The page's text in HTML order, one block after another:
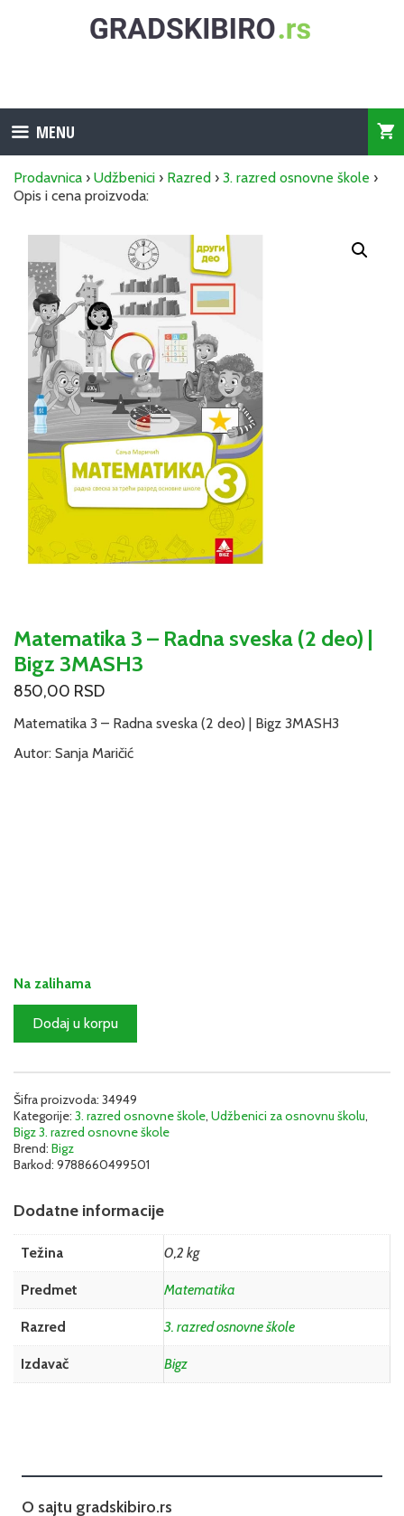
MENU
Prodavnica › Udžbenici › Razred › 3. razred osnovne škole ›
Opis i cena proizvoda:
Matematika 3 – Radna sveska (2 deo) |
Bigz 3MASH3
850,00 RSD
Matematika 3 – Radna sveska (2 deo) | Bigz 3MASH3
Autor: Sanja Maričić
Na zalihama
–
(2
deo)
|
Bigz
3MASH3
Dodaj u korpu
Šifra proizvoda: 34949
Kategorije: 3. razred osnovne škole, Udžbenici za osnovnu školu,
Bigz 3. razred osnovne škole
Brend: Bigz
Barkod: 9788660499501
Dodatne informacije
Težina 0,2 kg
Predmet Matematika
Razred 3. razred osnovne škole
Izdavač Bigz
O sajtu gradskibiro.rs